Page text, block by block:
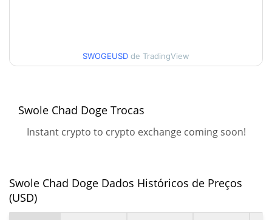
52 Semana Baixa / 52
Semana Alta
$0.000011465
tempos
Jul 20, 2025 (1 anos atrás)
99.53%
SWOGEUSD de TradingView
Swole Chad Doge Trocas
Instant crypto to crypto exchange coming soon!
Swole Chad Doge Dados Históricos de Preços
(USD)